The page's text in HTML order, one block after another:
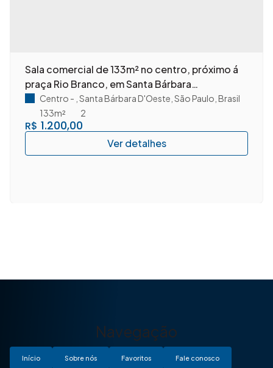
Sala comercial de 133m² no centro, próximo á
praça Rio Branco, em Santa Bárbara
D'Oeste/SP.
R$ 1.200,00
Centro Santa Bárbara D'Oeste São Paulo Brasil
2
133m²
Navegação
Início Sobre nós Favoritos Fale conosco